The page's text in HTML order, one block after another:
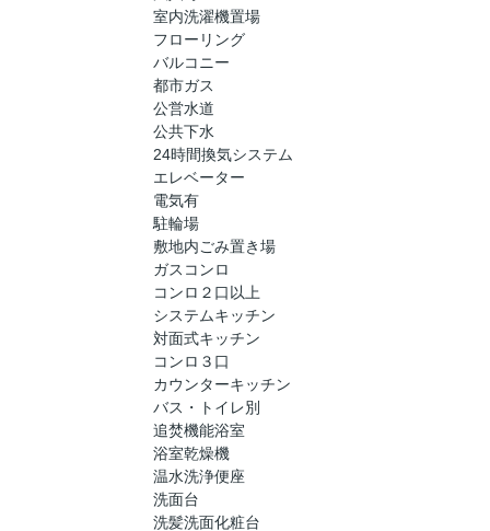
室内洗濯機置場
フローリング
バルコニー
都市ガス
公営水道
公共下水
24時間換気システム
エレベーター
電気有
駐輪場
敷地内ごみ置き場
ガスコンロ
コンロ２口以上
システムキッチン
対面式キッチン
コンロ３口
カウンターキッチン
バス・トイレ別
追焚機能浴室
浴室乾燥機
温水洗浄便座
洗面台
洗髪洗面化粧台